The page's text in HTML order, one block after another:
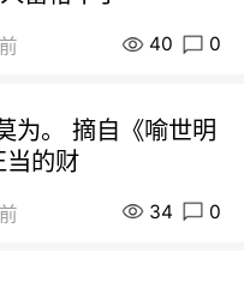
40 0
为。 摘自《喻世明
当的财
34 0